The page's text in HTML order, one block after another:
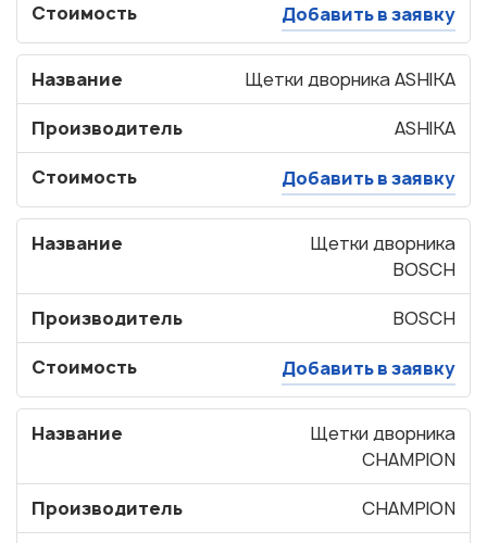
Узнать стоимость
запчастей
Корзина пуста
Стоимость Добавить в заявку
Название Щетки дворника ASHIKA
Производитель ASHIKA
Стоимость Добавить в заявку
Название
Щетки дворника
BOSCH
Производитель BOSCH
Стоимость Добавить в заявку
Название
Щетки дворника
CHAMPION
Производитель CHAMPION